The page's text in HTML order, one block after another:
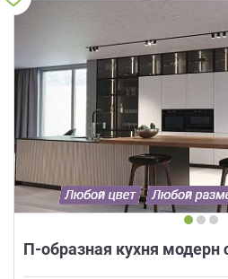
П-образная кухня модерн